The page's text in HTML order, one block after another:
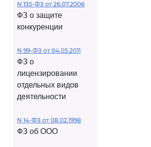
N 135-ФЗ от 26.07.2006
ФЗ о защите
конкуренции
N 99-ФЗ от 04.05.2011
ФЗ о
лицензировании
отдельных видов
деятельности
N 14-ФЗ от 08.02.1998
ФЗ об ООО